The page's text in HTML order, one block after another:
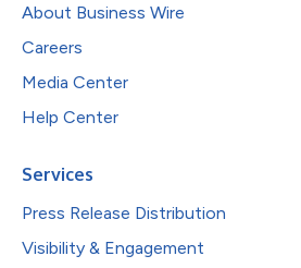
About Business Wire
Careers
Media Center
Help Center
Services
Press Release Distribution
Visibility & Engagement